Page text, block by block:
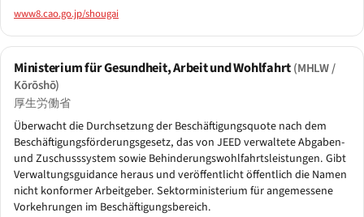
www8.cao.go.jp/shougai
Ministerium für Gesundheit, Arbeit und Wohlfahrt(MHLW /
Kōrōshō)
厚生労働省
Überwacht die Durchsetzung der Beschäftigungsquote nach dem
Beschäftigungsförderungsgesetz, das von JEED verwaltete Abgaben-
und Zuschusssystem sowie Behinderungswohlfahrtsleistungen. Gibt
Verwaltungsguidance heraus und veröffentlicht öffentlich die Namen
nicht konformer Arbeitgeber. Sektorministerium für angemessene
Vorkehrungen im Beschäftigungsbereich.